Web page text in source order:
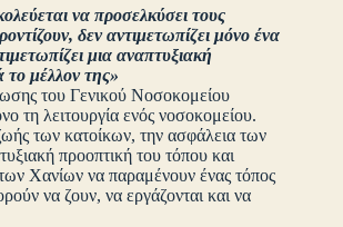
να προσελκύσει τους
δεν αντιμετωπίζει μόνο ένα
μια αναπτυξιακή
μέλλον της»
του Γενικού Νοσοκομείου
τη λειτουργία ενός νοσοκομείου.
των κατοίκων, την ασφάλεια των
προοπτική του τόπου και
των Χανίων να παραμένουν ένας τόπος
να ζουν, να εργάζονται και να